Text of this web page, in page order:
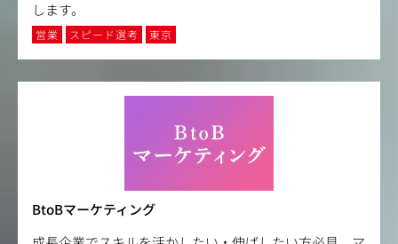
します。
営業 スピード選考 東京
BtoBマーケティング